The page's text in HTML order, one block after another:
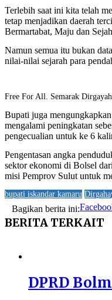
Terlebih saat ini kita telah
tetap menjadikan daerah
Bermartabat, Maju dan
Namun semua itu bukan
nilai-nilai sejarah para
Free For All. Semarak
Bupati juga
mengalami peningkatan
pengecualian untuk ke 6
Pengentasan angka
sektor ekonomi di Bolsel
misi Pemprov Sulut untuk
bupati iskandar kamaru
Bagikan berita ini:
BERITA TERKAIT
DPRD